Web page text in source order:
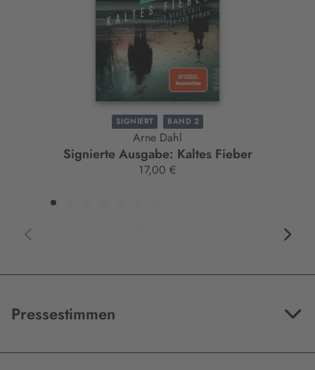
SIGNIERT BAND 2
Arne Dahl
Signierte Ausgabe: Kaltes Fieber
17,00 €
Pressestimmen